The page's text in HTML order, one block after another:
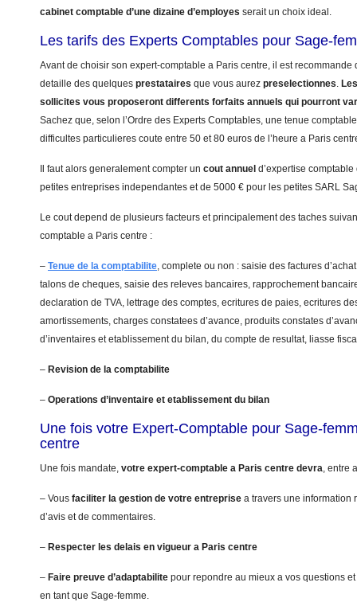
cabinet comptable d’une dizaine d’employes serait un choix ideal.
Les tarifs des Experts Comptables pour Sage-
Avant de choisir son expert-comptable a Paris centre, il est recommande
detaille des quelques prestataires que vous aurez preselectionnes.
sollicites vous proposeront differents forfaits annuels qui pourront
Sachez que, selon l’Ordre des Experts Comptables, une tenue
difficultes particulieres coute entre 50 et 80 euros de l’heure a Paris
Il faut alors generalement compter un cout annuel d’expertise
petites entreprises independantes et de 5000 € pour les petites SARL
Le cout depend de plusieurs facteurs et principalement des taches
comptable a Paris centre :
– Tenue de la comptabilite, complete ou non : saisie des factures
talons de cheques, saisie des releves bancaires, rapprochement
declaration de TVA, lettrage des comptes, ecritures de paies, ecritures
amortissements, charges constatees d’avance, produits constates
d’inventaires et etablissement du bilan, du compte de resultat, liasse
– Revision de la comptabilite
– Operations d’inventaire et etablissement du bilan
Une fois votre Expert-Comptable pour Sage-
centre
Une fois mandate, votre expert-comptable a Paris centre devra, entre
– Vous faciliter la gestion de votre entreprise a travers une information
d’avis et de commentaires.
– Respecter les delais en vigueur a Paris centre
– Faire preuve d’adaptabilite pour repondre au mieux a vos questions
en tant que Sage-femme.